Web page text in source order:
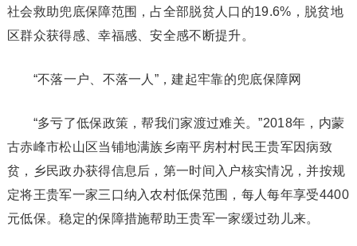
社会救助兜底保障范围，占全部脱贫人口的19.6%，脱贫地
区群众获得感、幸福感、安全感不断提升。
“不落一户、不落一人”，建起牢靠的兜底保障网
“多亏了低保政策，帮我们家渡过难关。”2018年，内蒙
古赤峰市松山区当铺地满族乡南平房村村民王贵军因病致
贫，乡民政办获得信息后，第一时间入户核实情况，并按规
定将王贵军一家三口纳入农村低保范围，每人每年享受4400
元低保。稳定的保障措施帮助王贵军一家缓过劲儿来。